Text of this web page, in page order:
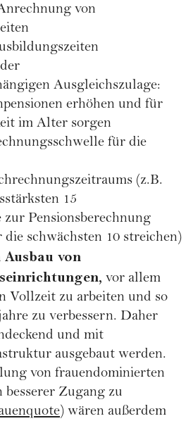
von
Ausgleichszulage:
erhöhen und für
im Alter sorgen
für die
(z.B.
15
Pensionsberechnung
die schwächsten 10 streichen)
von
vor allem
Vollzeit zu arbeiten und so
zu verbessern. Daher
und mit
ausgebaut werden.
von frauendominierten
besserer Zugang zu
) wären außerdem